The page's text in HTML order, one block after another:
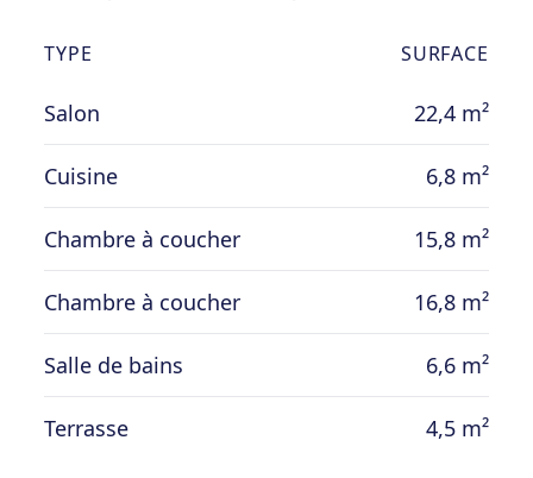
TYPE SURFACE
Salon 22,4 m²
Cuisine 6,8 m²
Chambre à coucher 15,8 m²
Chambre à coucher 16,8 m²
Salle de bains 6,6 m²
Terrasse 4,5 m²